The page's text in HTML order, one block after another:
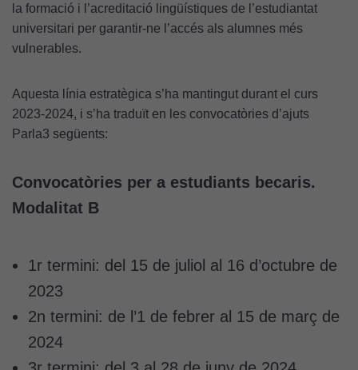
la formació i l’acreditació lingüístiques de l’estudiantat
universitari per garantir-ne l’accés als alumnes més
vulnerables.
Aquesta línia estratègica s’ha mantingut durant el curs
2023-2024, i s’ha traduït en les convocatòries d’ajuts
Parla3 següents:
Convocatòries per a estudiants becaris.
Modalitat B
1r termini: del 15 de juliol al 16 d’octubre de
2023
2n termini: de l’1 de febrer al 15 de març de
2024